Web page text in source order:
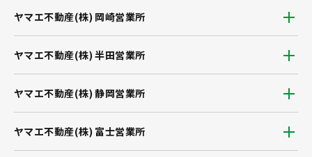
ヤマエ不動産(株) 静岡営業所
ヤマエ不動産(株) 富士営業所
ヤマエ不動産(株) 岡崎営業所
ヤマエ不動産(株) 半田営業所